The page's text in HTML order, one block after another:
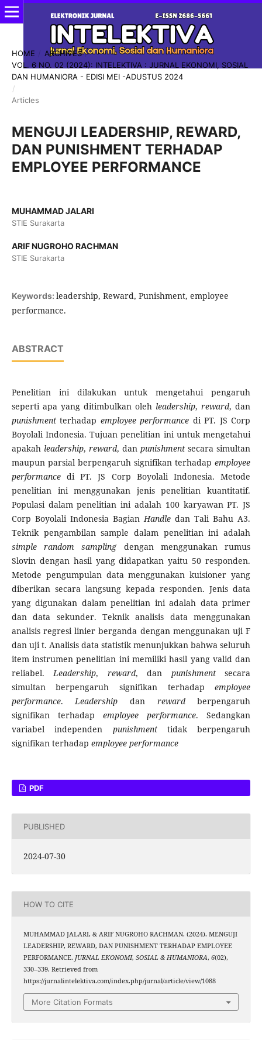
HOME / ARCHIVES /
VOL. 6 NO. 02 (2024): INTELEKTIVA : JURNAL EKONOMI, SOSIAL
DAN HUMANIORA - EDISI MEI -ADUSTUS 2024
/
Articles
MENGUJI LEADERSHIP, REWARD,
DAN PUNISHMENT TERHADAP
EMPLOYEE PERFORMANCE
MUHAMMAD JALARI
STIE Surakarta
ARIF NUGROHO RACHMAN
STIE Surakarta
Keywords: leadership, Reward, Punishment, employee
performance.
ABSTRACT
Penelitian ini dilakukan untuk mengetahui pengaruh
seperti apa yang ditimbulkan oleh leadership,reward, dan
punishmentterhadap employee performance di PT. JS Corp
Boyolali Indonesia. Tujuan penelitian ini untuk mengetahui
apakah leadership, reward, danpunishment secara simultan
maupun parsial berpengaruh signifikan terhadapemployee
performancedi PT. JS Corp Boyolali Indonesia. Metode
penelitian ini menggunakan jenis penelitian kuantitatif.
Populasi dalam penelitian ini adalah 100 karyawan PT. JS
Corp Boyolali Indonesia BagianHandle dan Tali Bahu A3.
Teknik pengambilan sample dalam penelitian ini adalah
simple random sampling dengan menggunakan rumus
Slovin dengan hasil yang didapatkan yaitu 50 responden.
Metode pengumpulan data menggunakan kuisioner yang
diberikan secara langsung kepada responden. Jenis data
yang digunakan dalam penelitian ini adalah data primer
dan data sekunder. Teknik analisis data menggunakan
analisis regresi linier berganda dengan menggunakan uji F
dan uji t. Analisis data statistik menunjukkan bahwa seluruh
item instrumen penelitian ini memiliki hasil yang valid dan
reliabel.Leadership, reward, dan punishmentsecara
simultan berpengaruh signifikan terhadapemployee
performance.Leadership dan rewardberpengaruh
signifikan terhadap employee performance. Sedangkan
variabel independen punishmenttidak berpengaruh
signifikan terhadap employee performance
PDF
PUBLISHED
2024-07-30
HOW TO CITE
MUHAMMAD JALARI, & ARIF NUGROHO RACHMAN. (2024). MENGUJI
LEADERSHIP, REWARD, DAN PUNISHMENT TERHADAP EMPLOYEE
PERFORMANCE. JURNAL EKONOMI, SOSIAL & HUMANIORA, 6(02),
330–339. Retrieved from
https://jurnalintelektiva.com/index.php/jurnal/article/view/1088
More Citation Formats